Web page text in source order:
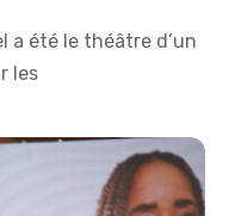
a été le théâtre d’un
les